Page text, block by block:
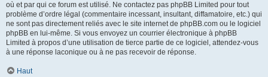
où et par qui ce forum est utilisé. Ne contactez pas phpBB Limited pour tout
problème d’ordre légal (commentaire incessant, insultant, diffamatoire, etc.) qui
ne sont pas directement reliés avec le site internet de phpBB.com ou le logiciel
phpBB en lui-même. Si vous envoyez un courrier électronique à phpBB
Limited à propos d’une utilisation de tierce partie de ce logiciel, attendez-vous
à une réponse laconique ou à ne pas recevoir de réponse.
Haut